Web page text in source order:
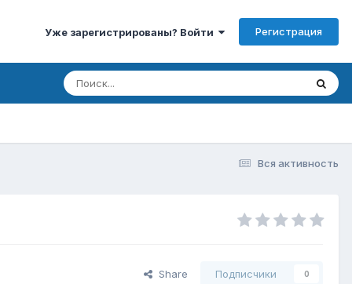
Уже зарегистрированы? Войти Регистрация
Вся активность
Share Подписчики 0